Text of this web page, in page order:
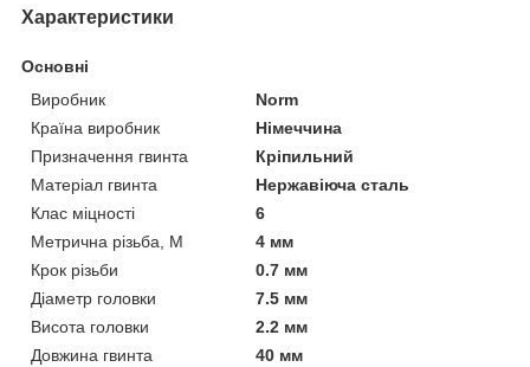
Характеристики
Основні
Виробник
Norm
Країна виробник
Німеччина
Призначення гвинта
Кріпильний
Матеріал гвинта
Нержавіюча сталь
Клас міцності
6
Метрична різьба, М
4 мм
Крок різьби
0.7 мм
Діаметр головки
7.5 мм
Висота головки
2.2 мм
Довжина гвинта
40 мм